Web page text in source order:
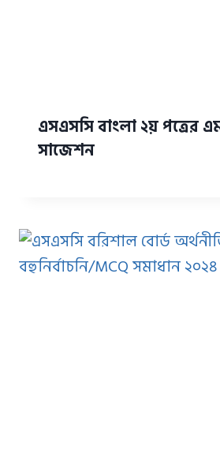
এসএসসি বাংলা ২য় পত্রের
সাজেশন